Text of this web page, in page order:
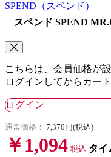
SPEND （スペンド）
スペンド SPEND
こちらは、会員価格が
ログインしてからカー
ログイン
通常価格： 7,370円(税込)
￥1,094 税込 タイ